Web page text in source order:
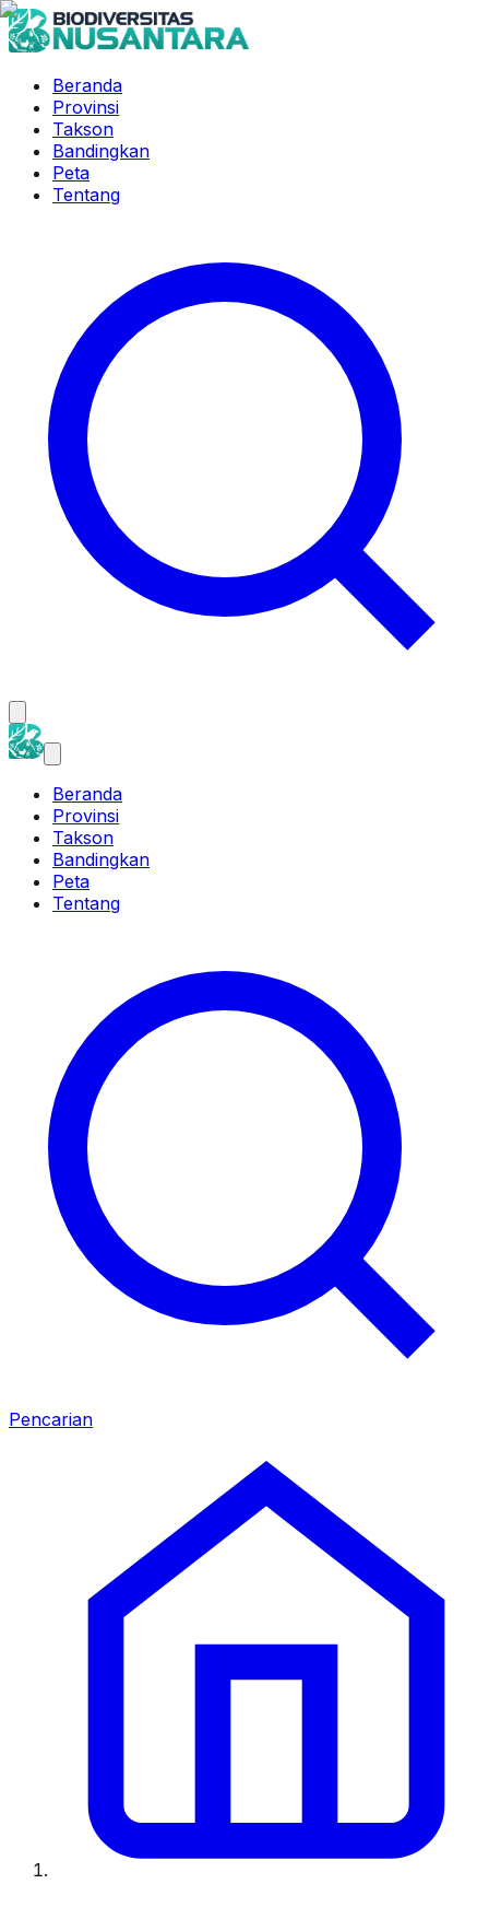
Beranda
Provinsi
Takson
Bandingkan
Peta
Tentang
Beranda
Provinsi
Takson
Bandingkan
Peta
Tentang
Pencarian